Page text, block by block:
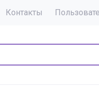
Контакты